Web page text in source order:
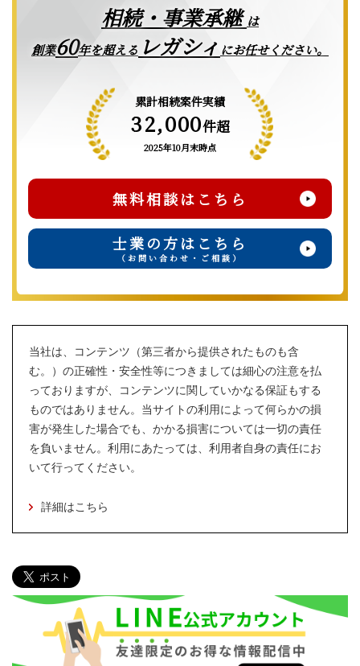
相続・事業承継は
創業60年を超える レガシィ にお任せください。
累計相続案件実績
32,000件超
2025年10月末時点
無料相談はこちら
士業の方はこちら
（お問い合わせ・ご相談）
当社は、コンテンツ（第三者から提供されたものも含
む。）の正確性・安全性等につきましては細心の注意を払
っておりますが、コンテンツに関していかなる保証もする
ものではありません。当サイトの利用によって何らかの損
害が発生した場合でも、かかる損害については一切の責任
を負いません。利用にあたっては、利用者自身の責任にお
いて行ってください。
詳細はこちら